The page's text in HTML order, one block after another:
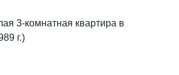
3-комнатная квартира в
г.)